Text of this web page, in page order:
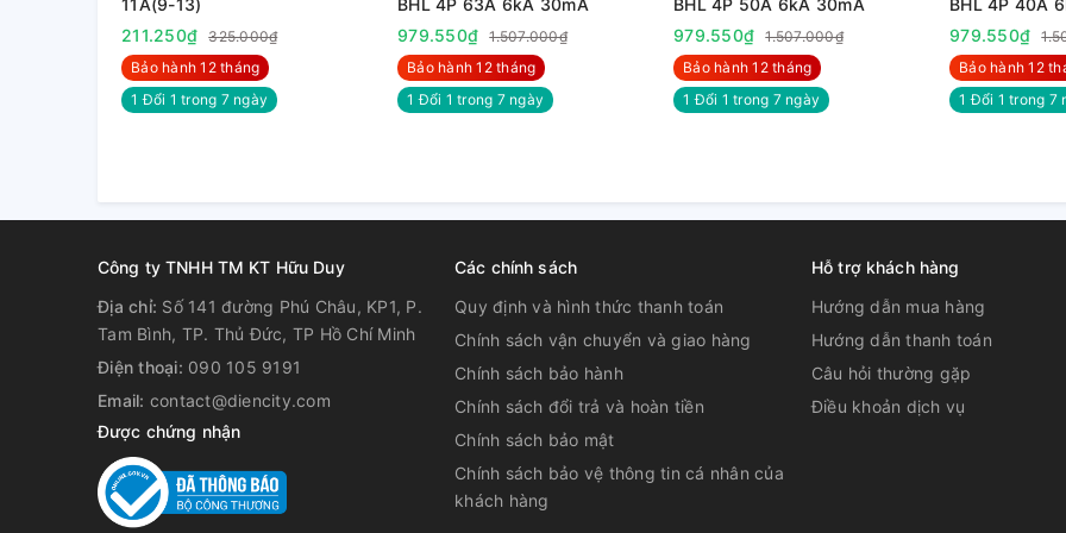
11A(9-13)
211.250₫
325.000₫
Bảo hành 12 tháng
1 Đổi 1 trong 7 ngày
BHL 4P 63A 6kA 30mA
979.550₫
1.507.000₫
Bảo hành 12 tháng
1 Đổi 1 trong 7 ngày
BHL 4P 50A 6kA 30mA
979.550₫
1.507.000₫
Bảo hành 12 tháng
1 Đổi 1 trong 7 ngày
BHL 4P 40A
979.550₫
Bảo hành 12
1 Đổi 1 trong 7
Công ty TNHH TM KT Hữu Duy
Địa chỉ: Số 141 đường Phú Châu, KP1, P.
Tam Bình, TP. Thủ Đức, TP Hồ Chí Minh
Điện thoại: 090 105 9191
Email: contact@diencity.com
Được chứng nhận
Các chính sách
Quy định và hình thức thanh toán
Chính sách vận chuyển và giao hàng
Chính sách bảo hành
Chính sách đổi trả và hoàn tiền
Chính sách bảo mật
Chính sách bảo vệ thông tin cá nhân của
khách hàng
Hỗ trợ khách hàng
Hướng dẫn mua hàng
Hướng dẫn thanh toán
Câu hỏi thường gặp
Điều khoản dịch vụ